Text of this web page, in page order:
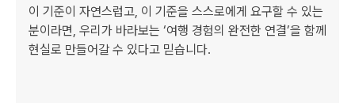
이 기준이 자연스럽고, ​이 기준을 ​스스로에게 ​요구할 수 ​있는
분이라면, ​우리가 ​바라보는 ‘여행 경험의 ​완전한 연결’을 ​함께
현실로 만들어갈 수 있다고 믿습니다.